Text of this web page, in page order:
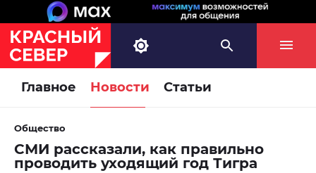
Главное Новости Статьи
Общество
СМИ рассказали, как правильно
проводить уходящий год Тигра